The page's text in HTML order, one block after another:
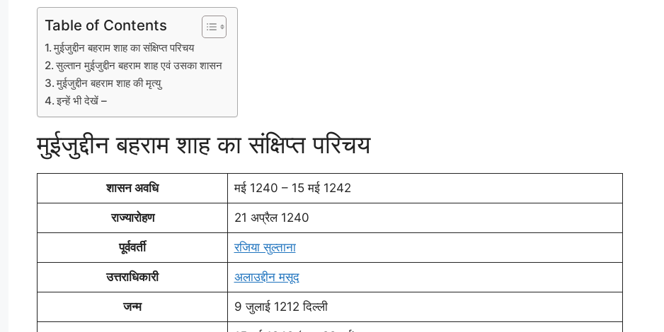
Table of Contents
मुईजुद्दीन बहराम शाह का संक्षिप्त परिचय
सुल्तान मुईजुद्दीन बहराम शाह एवं उसका शासन
मुईजुद्दीन बहराम शाह की मृत्यु
इन्हें भी देखें –
मुईजुद्दीन बहराम शाह का संक्षिप्त परिचय
शासन अवधि मई 1240 – 15 मई 1242
राज्यारोहण 21 अप्रैल 1240
पूर्ववर्ती रजिया सुल्ताना
उत्तराधिकारी अलाउद्दीन मसूद
जन्म 9 जुलाई 1212 दिल्ली